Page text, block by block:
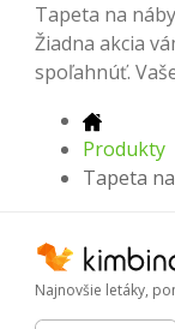
Tapeta na
Žiadna akcia
spoľahnúť.
Produkty
Tapeta
Najnovšie letáky,